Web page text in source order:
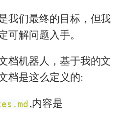
我们最终的目标，但我
可解问题入手。
档机器人，基于我的文
档是这么定义的:
,内容是